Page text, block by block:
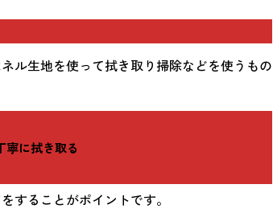
ル生地を使って拭き取り掃除などを使うもの
寧に拭き取る
することがポイントです。